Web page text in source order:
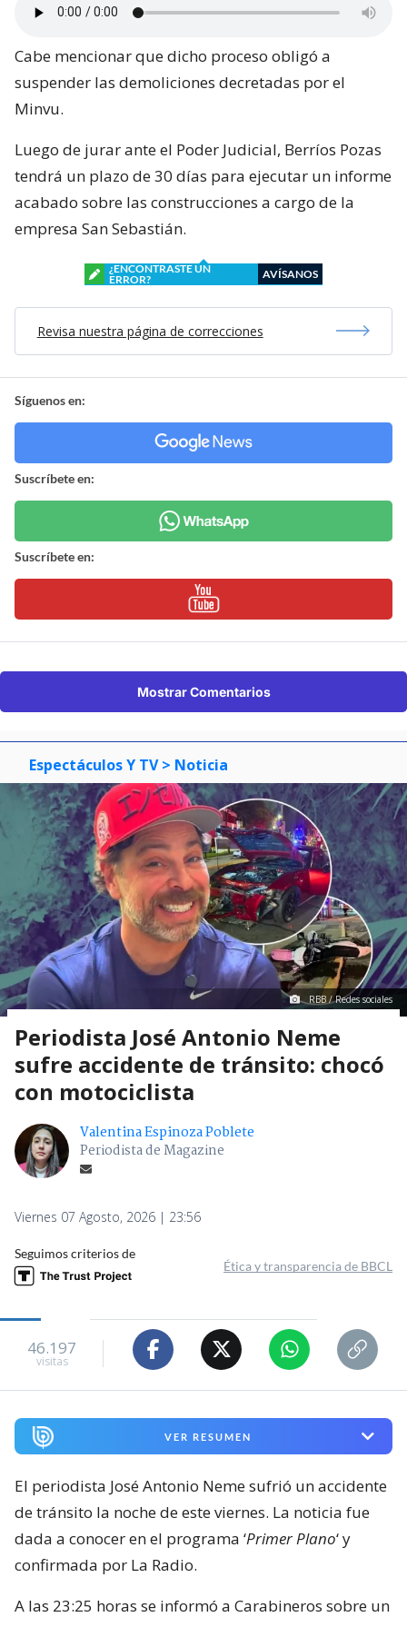
Cabe mencionar que dicho proceso obligó a
suspender las demoliciones decretadas por el
Minvu.
Luego de jurar ante el Poder Judicial, Berríos Pozas
tendrá un plazo de 30 días para ejecutar un informe
acabado sobre las construcciones a cargo de la
empresa San Sebastián.
¿ENCONTRASTE UN
ERROR?
AVÍSANOS
Revisa nuestra página de correcciones
Síguenos en:
Suscríbete en:
Suscríbete en:
Mostrar Comentarios
Espectáculos Y TV > Noticia
RBB / Redes sociales
Periodista José Antonio Neme
sufre accidente de tránsito: chocó
con motociclista
Valentina Espinoza Poblete
Periodista de Magazine
Viernes 07 Agosto, 2026 | 23:56
Seguimos criterios de
Ética y transparencia de BBCL
46.197
visitas
VER RESUMEN
El periodista José Antonio Neme sufrió un accidente
de tránsito la noche de este viernes. La noticia fue
dada a conocer en el programa ‘Primer Plano‘ y
confirmada por La Radio.
A las 23:25 horas se informó a Carabineros sobre un